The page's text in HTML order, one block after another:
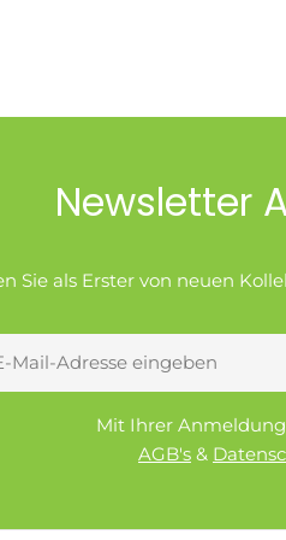
Newsletter
Sie als Erster von neuen
Mit Ihrer
AGB's &